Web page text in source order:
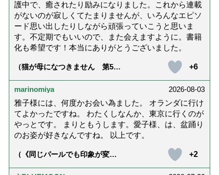
護中で、癒されたり励みになりました。これから連載
がないのが寂しくてたまりませんが、いろんなエピソ
ード思い出したりしながら頑張っていこうと思いま
す。不定期でもいいので、また会えますように。書籍
化も希望です！本当にありがとうございました。
（猫が母になつきません 第500
+6
marinomiya
2026-08-03
雅子様には、何度かお会い為ました。 オランダに行け
てよかったですね。 わたくしなんか、東京に行くのが
やっとです。 まりともうします。愛子様、は、盆踊り
のお姿が好きなんですね。 以上です。
（《同じパールでも印象が変
の夏ネックレス」上品＆涼しげ
+2